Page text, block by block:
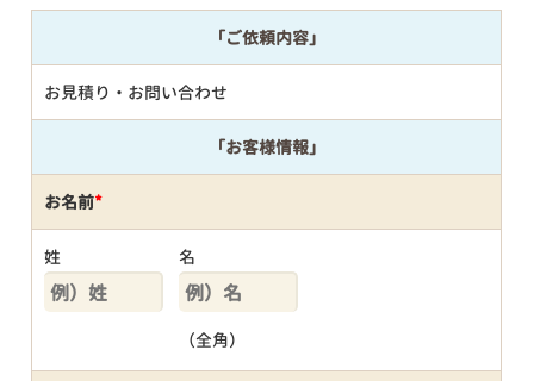
「ご依頼内容」
お見積り・お問い合わせ
「お客様情報」
お名前*
姓 名
（全角）